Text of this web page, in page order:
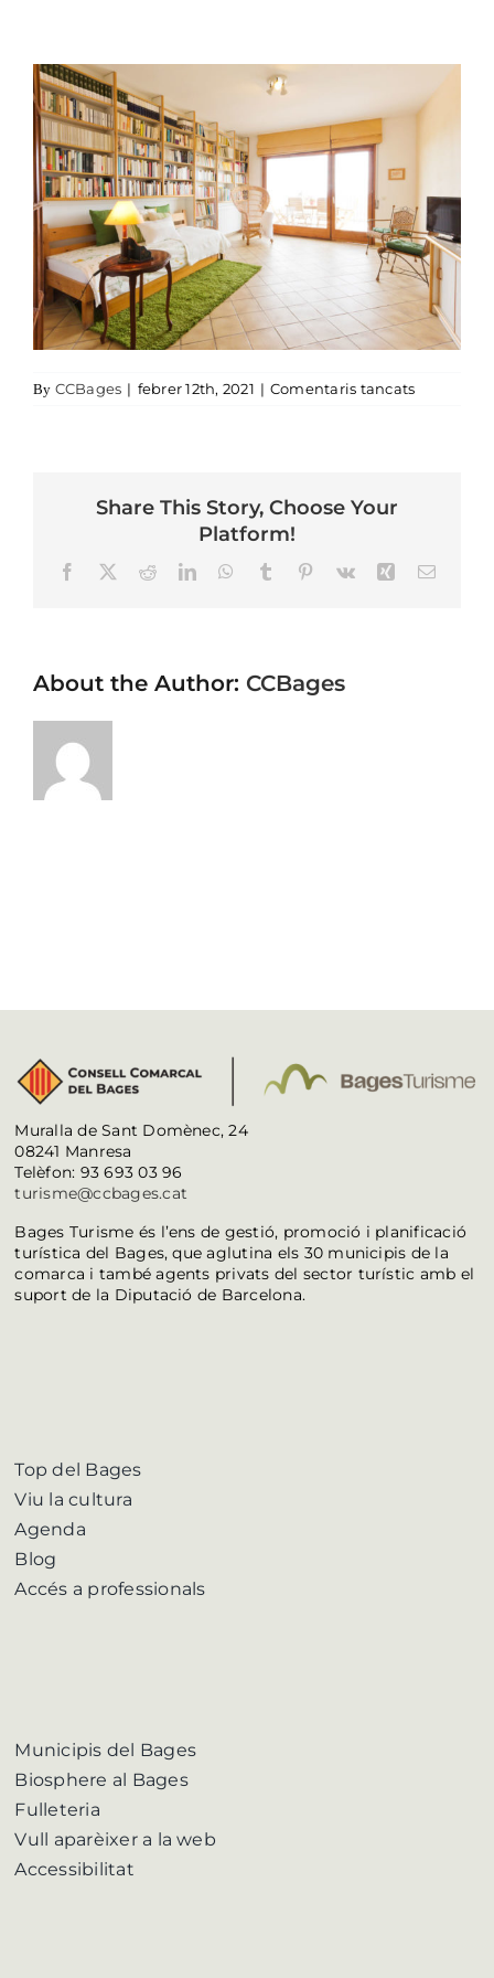
By CCBages | febrer 12th, 2021 | Comentaris tancatsa LES-
Share This Story, Choose Your
Platform!
FacebookRedditLinkedInWhatsApp
TumblrPinterest
Vk XingEmail
About the Author: CCBages
Muralla de Sant Domènec, 24
08241 Manresa
Telèfon: 93 693 03 96
turisme@ccbages.cat
Bages Turisme és l’ens de gestió, promoció i planificació
turística del Bages, que aglutina els 30 municipis de la
comarca i també agents privats del sector turístic amb el
suport de la Diputació de Barcelona.
Top del Bages
Viu la cultura
Agenda
Blog
Accés a professionals
Municipis del Bages
Biosphere al Bages
Fulleteria
Vull aparèixer a la web
Accessibilitat